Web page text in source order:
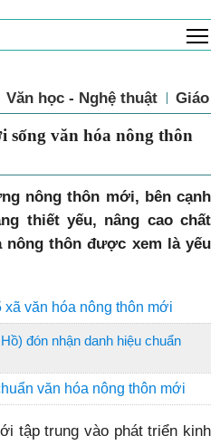
Văn học - Nghệ thuật Giáo
sống văn hóa nông thôn
nông thôn mới, bên cạnh
thiết yếu, nâng cao chất
thôn được xem là yếu
văn hóa nông thôn mới
đón nhận danh hiệu chuẩn
văn hóa nông thôn mới
tập trung vào phát triển kinh